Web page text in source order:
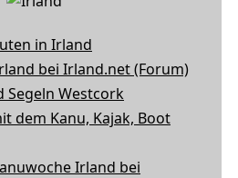
in Irland
bei Irland.net (Forum)
Segeln Westcork
dem Kanu, Kajak, Boot
Irland bei